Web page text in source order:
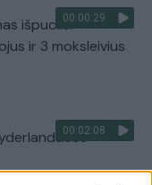
00:00:29
išpuolis:
ir 3 moksleivius
00:02:08